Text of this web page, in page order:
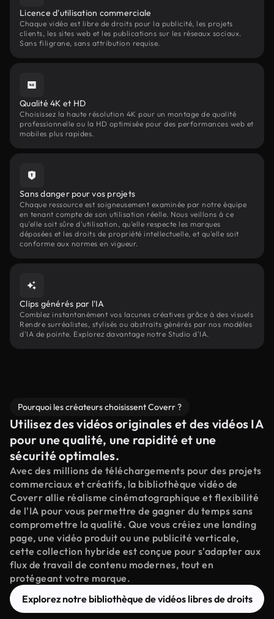
Licence d'utilisation commerciale
Chaque vidéo est libre de droits pour la publicité, les projets
clients, les sites web et les publications sur les réseaux sociaux.
Sans filigrane, sans attribution requise.
Qualité 4K et HD
Choisissez la haute résolution 4K pour un montage de qualité
professionnelle ou la HD optimisée pour des performances web et
mobiles plus rapides.
Sans danger pour vos projets
Chaque ressource est soigneusement examinée par notre équipe
en tenant compte de son utilisation réelle. Nous veillons à ce
qu'elle soit sûre d'utilisation, qu'elle respecte les marques
déposées et les droits de propriété intellectuelle, et qu'elle soit
conforme aux normes en vigueur.
Clips générés par l'IA
Comblez instantanément vos lacunes créatives grâce à des visuels
Rendre surréalistes, stylisés ou abstraits générés par nos modèles
d'IA de pointe. Explorez davantage notre Studio d'IA.
Pourquoi les créateurs choisissent Coverr ?
Utilisez des vidéos originales et des vidéos IA
pour une qualité, une rapidité et une
sécurité optimales.
Avec des millions de téléchargements pour des projets
commerciaux et créatifs, la bibliothèque vidéo de
Coverr allie réalisme cinématographique et flexibilité
de l'IA pour vous permettre de gagner du temps sans
compromettre la qualité. Que vous créiez une landing
page, une vidéo produit ou une publicité verticale,
cette collection hybride est conçue pour s'adapter aux
flux de travail de contenu modernes, tout en
protégeant votre marque.
Explorez notre bibliothèque de vidéos libres de droits